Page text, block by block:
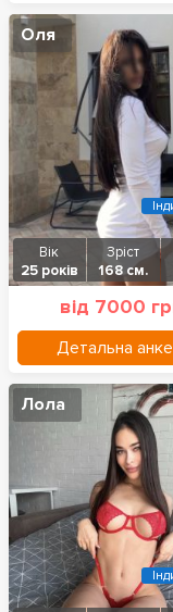
Оля
Вік
25 років
Зріст
168 см.
від 7000
Детальна
Лола